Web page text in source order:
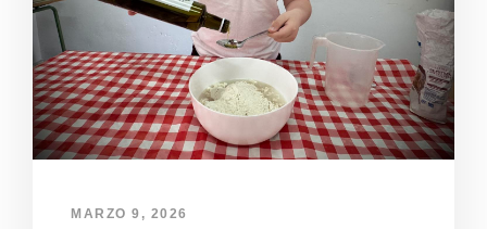
MARZO 9, 2026